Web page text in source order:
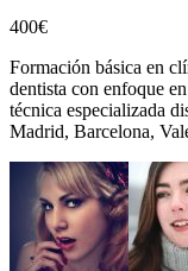
400€
Formación básica en
dentista con enfoque
técnica especializada
Madrid, Barcelona,